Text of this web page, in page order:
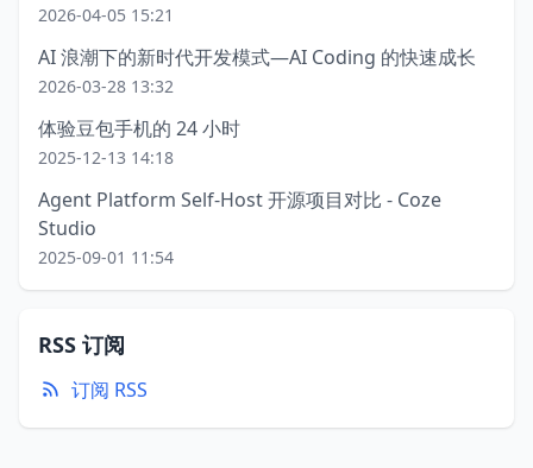
2026-04-05 15:21
AI 浪潮下的新时代开发模式—AI Coding 的快速成长
2026-03-28 13:32
体验豆包手机的 24 小时
2025-12-13 14:18
Agent Platform Self-Host 开源项目对比 - Coze
Studio
2025-09-01 11:54
RSS 订阅
订阅 RSS